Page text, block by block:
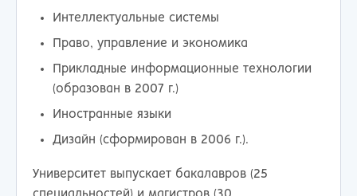
Интеллектуальные системы
Право, управление и экономика
Прикладные информационные технологии
(образован в 2007 г.)
Иностранные языки
Дизайн (сформирован в 2006 г.).
Университет выпускает бакалавров (25